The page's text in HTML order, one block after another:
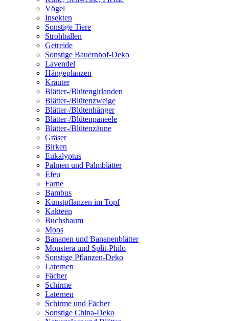
Vögel
Insekten
Sonstige Tiere
Strohballen
Getreide
Sonstige Bauernhof-Deko
Lavendel
Hängeplanzen
Kräuter
Blätter-/Blütengirlanden
Blätter-/Blütenzweige
Blätter-/Blütenhänger
Blätter-/Blütenpaneele
Blätter-/Blütenzäune
Gräser
Birken
Eukalyptus
Palmen und Palmblätter
Efeu
Farne
Bambus
Kunstpflanzen im Topf
Kakteen
Buchsbaum
Moos
Bananen und Bananenblätter
Monstera und Split-Philo
Sonstige Pflanzen-Deko
Laternen
Fächer
Schirme
Laternen
Schirme und Fächer
Sonstige China-Deko